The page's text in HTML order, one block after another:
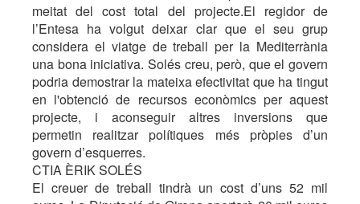
meitat del cost total del projecte.El regidor de
l’Entesa ha volgut deixar clar que el seu grup
considera el viatge de treball per la Mediterrània
una bona iniciativa. Solés creu, però, que el govern
podria demostrar la mateixa efectivitat que ha tingut
en l'obtenció de recursos econòmics per aquest
projecte, i aconseguir altres inversions que
permetin realitzar polítiques més pròpies d’un
govern d’esquerres.
CTIA ÈRIK SOLÉS
El creuer de treball tindrà un cost d’uns 52 mil